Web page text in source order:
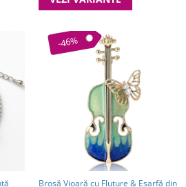
-46%
Broșă Vioară cu Fluture & Eșarfă din